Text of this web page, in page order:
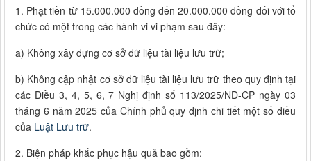
1. Phạt tiền từ 15.000.000 đồng đến 20.000.000 đồng đối với tổ
chức có một trong các hành vi vi phạm sau đây:
a) Không xây dựng cơ sở dữ liệu tài liệu lưu trữ;
b) Không cập nhật cơ sở dữ liệu tài liệu lưu trữ theo quy định tại
các Điều 3, 4, 5, 6, 7 Nghị định số 113/2025/NĐ-CP ngày 03
tháng 6 năm 2025 của Chính phủ quy định chi tiết một số điều
của Luật Lưu trữ.
2. Biện pháp khắc phục hậu quả bao gồm: